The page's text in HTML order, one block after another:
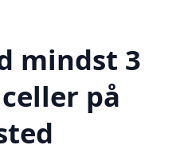
mindst 3
på